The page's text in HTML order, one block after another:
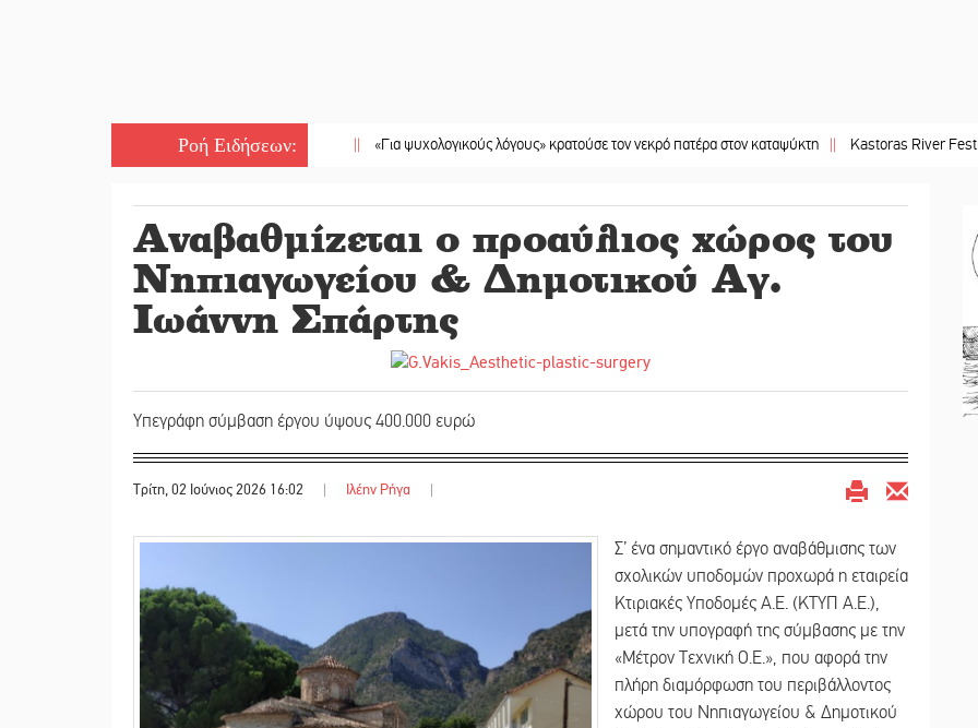
Ροή Ειδήσεων:
|| «Για ψυχολογικούς λόγους» κρατούσε τον νεκρό πατέρα στον καταψύκτη || Kastoras River Festival 2026: Ένα
Αναβαθμίζεται ο προαύλιος χώρος του
Νηπιαγωγείου & Δημοτικού Αγ.
Ιωάννη Σπάρτης
Υπεγράφη σύμβαση έργου ύψους 400.000 ευρώ
Τρίτη, 02 Ιούνιος 2026 16:02 | Ιλέην Ρήγα |
Σ’ ένα σημαντικό έργο αναβάθμισης των
σχολικών υποδομών προχωρά η εταιρεία
Κτιριακές Υποδομές Α.Ε. (ΚΤΥΠ Α.Ε.),
μετά την υπογραφή της σύμβασης με την
«Μέτρον Τεχνική Ο.Ε.», που αφορά την
πλήρη διαμόρφωση του περιβάλλοντος
χώρου του Νηπιαγωγείου & Δημοτικού